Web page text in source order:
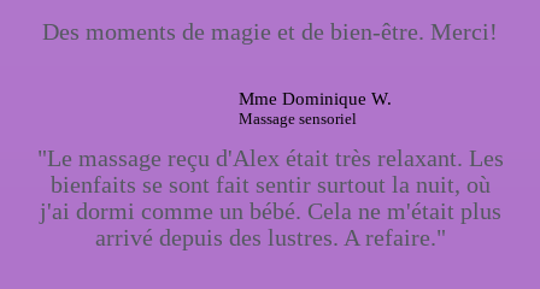
Des moments de magie et de bien-être. Merci!
Mme Dominique W.
Massage sensoriel
"Le massage reçu d'Alex était très relaxant. Les
bienfaits se sont fait sentir surtout la nuit, où
j'ai dormi comme un bébé. Cela ne m'était plus
arrivé depuis des lustres. A refaire."